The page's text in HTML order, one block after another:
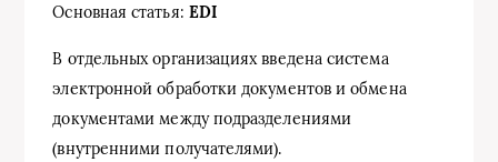
Основная статья: EDI
В отдельных организациях введена система
электронной обработки документов и обмена
документами между подразделениями
(внутренними получателями).